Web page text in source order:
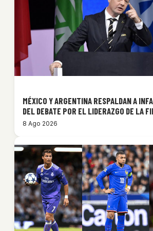
MÉXICO Y ARGENTINA RESPALDAN A
DEL DEBATE POR EL LIDERAZGO DE LA
8 Ago 2026